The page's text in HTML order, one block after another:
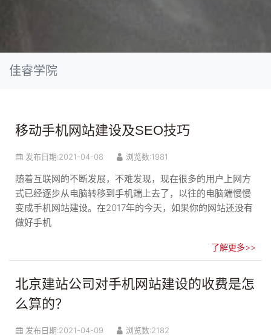
佳睿学院
移动手机网站建设及SEO技巧
发布日期:2021-04-08 浏览数:1981
随着互联网的不断发展，不难发现，现在很多的用户上网方
式已经逐步从电脑转移到手机端上去了，以往的电脑端慢慢
变成手机网站建设。在2017年的今天，如果你的网站还没有
做好手机
了解更多>>
北京建站公司对手机网站建设的收费是怎
么算的？
发布日期:2021-04-09 浏览数:2182